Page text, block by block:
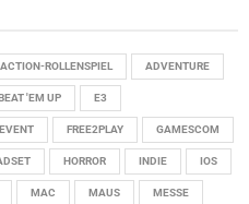
ACTION-ROLLENSPIEL ADVENTURE
'EM UP E3
EVENT FREE2PLAY GAMESCOM
HORROR INDIE IOS
MAC MAUS MESSE